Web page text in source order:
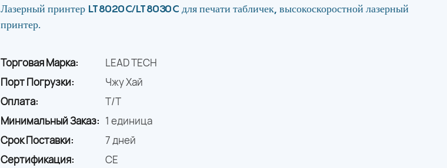
Лазерный принтер LT8020C/LT8030C для печати табличек, высокоскоростной лазерный
принтер.
Торговая Марка:
LEAD TECH
Порт Погрузки:
Чжу Хай
Оплата:
T/T
Минимальный Заказ: 1 единица
Срок Поставки:
7 дней
Сертификация:
CE